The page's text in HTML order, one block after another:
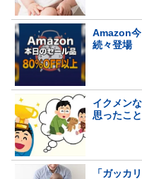
Amazon
続々登場
イクメン
思ったこ
「ガッカ